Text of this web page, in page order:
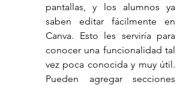
pantallas, y los alumnos ya
saben editar fácilmente en
Canva. Esto les serviría para
conocer una funcionalidad tal
vez poca conocida y muy útil.
Pueden agregar secciones